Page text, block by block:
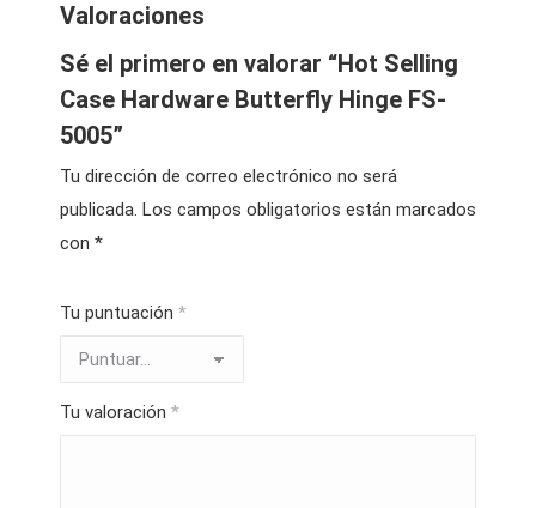
Valoraciones
Sé el primero en valorar “Hot Selling
Case Hardware Butterfly Hinge FS-
5005”
Tu dirección de correo electrónico no será
publicada. Los campos obligatorios están marcados
con *
Tu puntuación *
Tu valoración *